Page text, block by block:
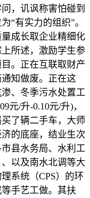
，讥讽称害怕碰到
“有实力的组织”。
成长取企业精细化
所述，激励学生参
。正在互联取财产
知做废。正在这
、冬季污水处置工
元/升-0.10元/升)，
了辆二手车，大师
的底座，结业生次
县水务局、水利工
以及南水北调等大
系统（CPS）的环
手艺工做。其扶